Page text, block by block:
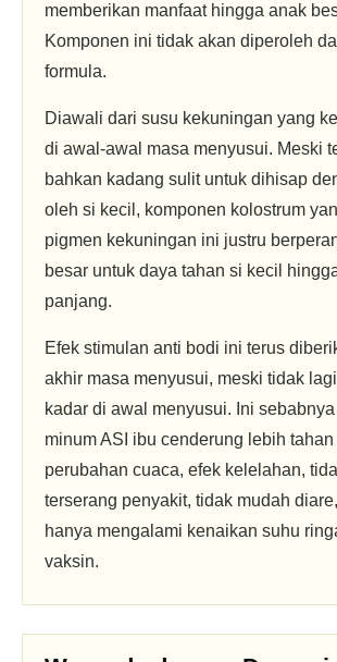
memberikan manfaat hingga anak
Komponen ini tidak akan diperoleh
formula.
Diawali dari susu kekuningan yang
di awal-awal masa menyusui. Meski
bahkan kadang sulit untuk dihisap
oleh si kecil, komponen kolostrum
pigmen kekuningan ini justru
besar untuk daya tahan si kecil
panjang.
Efek stimulan anti bodi ini terus
akhir masa menyusui, meski tidak
kadar di awal menyusui. Ini
minum ASI ibu cenderung lebih
perubahan cuaca, efek kelelahan,
terserang penyakit, tidak mudah
hanya mengalami kenaikan suhu
vaksin.